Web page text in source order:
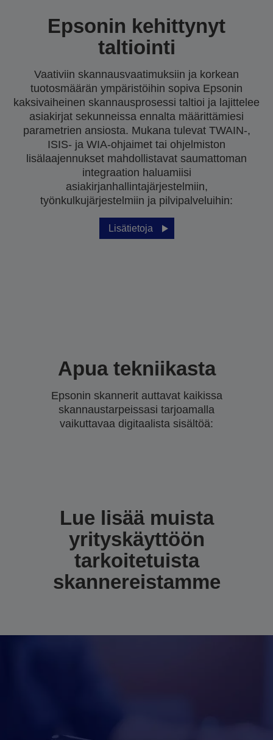
Epsonin kehittynyt
taltiointi
Vaativiin skannausvaatimuksiin ja korkean
tuotosmäärän ympäristöihin sopiva Epsonin
kaksivaiheinen skannausprosessi taltioi ja lajittelee
asiakirjat sekunneissa ennalta määrittämiesi
parametrien ansiosta. Mukana tulevat TWAIN-,
ISIS- ja WIA-ohjaimet tai ohjelmiston
lisälaajennukset mahdollistavat saumattoman
integraation haluamiisi
asiakirjanhallintajärjestelmiin,
työnkulkujärjestelmiin ja pilvipalveluihin:
Lisätietoja
Apua tekniikasta
Epsonin skannerit auttavat kaikissa
skannaustarpeissasi tarjoamalla
vaikuttavaa digitaalista sisältöä:
Lue lisää muista
yrityskäyttöön
tarkoitetuista
skannereistamme